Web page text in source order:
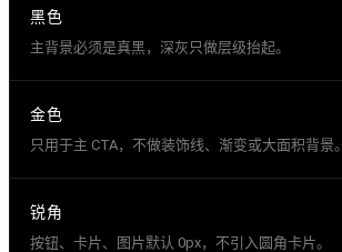
黑色
主背景必须是真黑，深灰只做层级抬起。
金色
只用于主 CTA，不做装饰线、渐变或大面积背景。
锐角
按钮、卡片、图片默认 0px，不引入圆角卡片。